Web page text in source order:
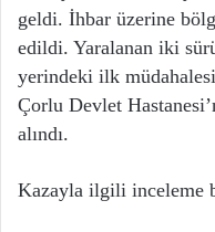
geldi. İhbar üzerine
edildi. Yaralanan iki
yerindeki ilk
Çorlu Devlet
alındı.
Kazayla ilgili inceleme